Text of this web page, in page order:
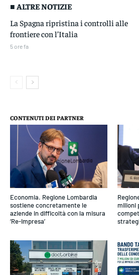
■ ALTRE NOTIZIE
La Spagna ripristina i controlli alle
frontiere con l’Italia
5 ore fa
CONTENUTI DEI PARTNER
Economia. Regione Lombardia
sostiene concretamente le
aziende in difficoltà con la misura
‘Re-Impresa’
milioni